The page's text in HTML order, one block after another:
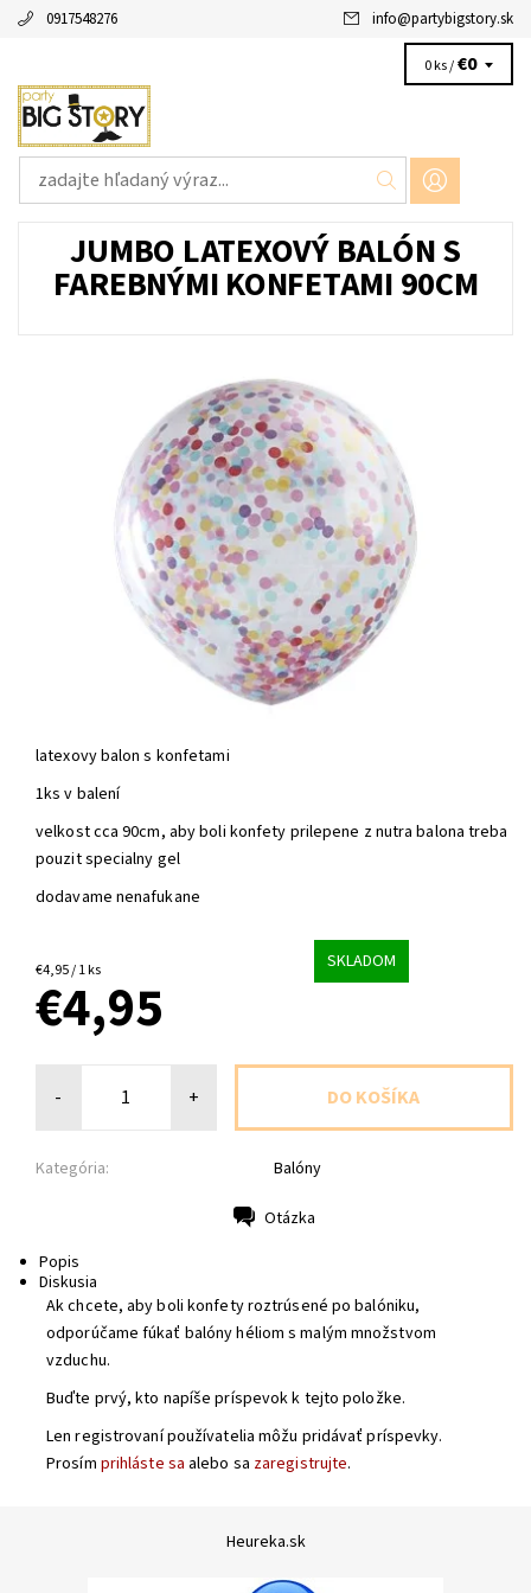
0917548276 info@partybigstory.sk
0 ks /€0
JUMBO LATEXOVÝ BALÓN S
FAREBNÝMI KONFETAMI 90CM
latexovy balon s konfetami
1ks v balení
velkost cca 90cm, aby boli konfety prilepene z nutra balona treba
pouzit specialny gel
dodavame nenafukane
€4,95 / 1 ks SKLADOM
€4,95
- +
Kategória: Balóny
Otázka
Popis
Diskusia
Ak chcete, aby boli konfety roztrúsené po balóniku,
odporúčame fúkať balóny héliom s malým množstvom
vzduchu.
Buďte prvý, kto napíše príspevok k tejto položke.
Len registrovaní používatelia môžu pridávať príspevky.
Prosím prihláste sa alebo sa zaregistrujte.
Heureka.sk